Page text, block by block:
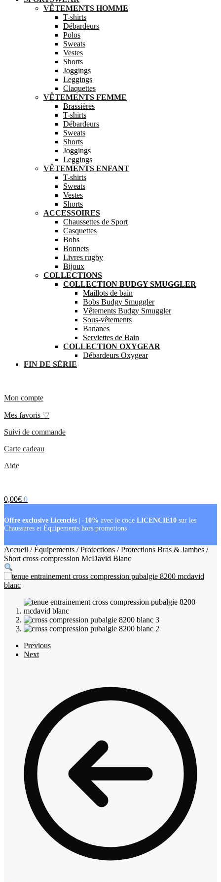
VÊTEMENTS HOMME
T-shirts
Débardeurs
Polos
Sweats
Vestes
Shorts
Joggings
Leggings
Claquettes
VÊTEMENTS FEMME
Brassières
T-shirts
Débardeurs
Sweats
Shorts
Joggings
Leggings
VÊTEMENTS ENFANT
T-shirts
Sweats
Vestes
Shorts
ACCESSOIRES
Chaussettes de Sport
Casquettes
Bobs
Bonnets
Livres rugby
Bijoux
COLLECTIONS
COLLECTION BUDGY SMUGGLER
Maillots de bain
Bobs Budgy Smuggler
Vêtements Budgy Smuggler
Sous-vêtements
Bananes
Serviettes de Bain
COLLECTION OXYGEAR
Débardeurs Oxygear
FIN DE SÉRIE
Mon compte
Mes favoris ♡
Suivi de commande
Carte cadeau
Aide
0,00€ 0
Offre exclusive Licenciés -10% avec le code LICENCIE10 sur les
Chaussures et Équipements hors promotions
Accueil /Équipements /Protections /Protections Bras & Jambes /
Short cross compression McDavid Blanc
Previous
Next